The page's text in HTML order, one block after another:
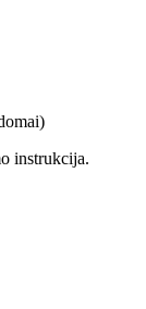
instrukcija.